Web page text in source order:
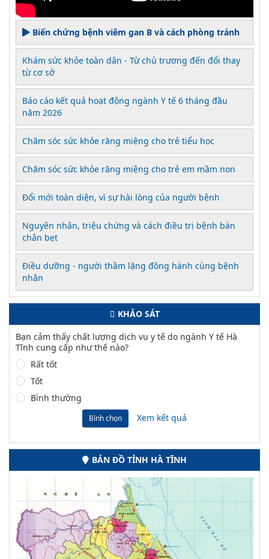
Biến chứng bệnh viêm gan B và cách phòng tránh
Khám sức khỏe toàn dân - Từ chủ trương đến đổi thay
từ cơ sở
Báo cáo kết quả hoạt động ngành Y tế 6 tháng đầu
năm 2026
Chăm sóc sức khỏe răng miệng cho trẻ tiểu học
Chăm sóc sức khỏe răng miệng cho trẻ em mầm non
Đổi mới toàn diện, vì sự hài lòng của người bệnh
Nguyên nhân, triệu chứng và cách điều trị bệnh bàn
chân bẹt
Điều dưỡng - người thầm lặng đồng hành cùng bệnh
nhân
KHẢO SÁT
Bạn cảm thấy chất lượng dịch vụ y tế do ngành Y tế Hà
Tĩnh cung cấp như thế nào?
Rất tốt
Tốt
Bình thường
Bình chọn Xem kết quả
BẢN ĐỒ TỈNH HÀ TĨNH